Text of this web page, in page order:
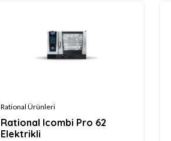
Rational Ürünleri
Rational Icombi Pro 62
Elektrikli